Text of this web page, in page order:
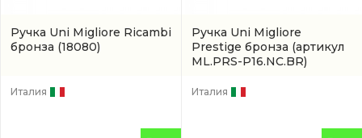
Ручка Uni Migliore Ricambi
бронза (18080)
Италия
Ручка Uni Migliore
Prestige бронза (артикул
ML.PRS-P16.NC.BR)
Италия